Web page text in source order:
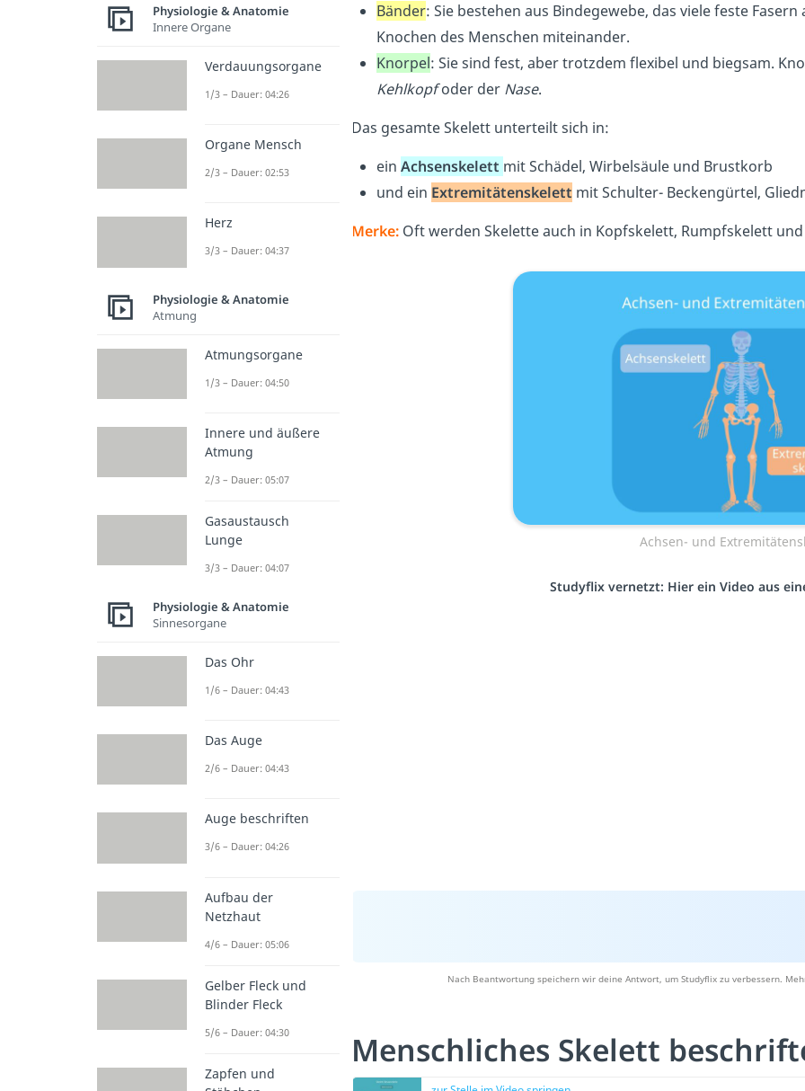
Bänder: Sie bestehen aus Bindegewebe, das viele feste
Knochen des Menschen miteinander.
Knorpel: Sie sind fest, aber trotzdem flexibel und biegsam.
Kehlkopfoder der Nase.
Das gesamte Skelett unterteilt sich in:
ein Achsenskelett mit Schädel, Wirbelsäule und Brustkorb
und ein Extremitätenskelett mit Schulter- Beckengürtel,
Merke: Oft werden Skelette auch in Kopfskelett, Rumpfskelett
Achsen- und
Studyflix vernetzt: Hier ein Video aus
Nach Beantwortung speichern wir deine Antwort, um Studyflix zu verbessern.
Menschliches Skelett
Physiologie & Anatomie
Innere Organe
Verdauungsorgane
1/3 – Dauer: 04:26
Organe Mensch
2/3 – Dauer: 02:53
Herz
3/3 – Dauer: 04:37
Physiologie & Anatomie
Atmung
Atmungsorgane
1/3 – Dauer: 04:50
Innere und äußere
Atmung
2/3 – Dauer: 05:07
Gasaustausch
Lunge
3/3 – Dauer: 04:07
Physiologie & Anatomie
Sinnesorgane
Das Ohr
1/6 – Dauer: 04:43
Das Auge
2/6 – Dauer: 04:43
Auge beschriften
3/6 – Dauer: 04:26
Aufbau der
Netzhaut
4/6 – Dauer: 05:06
Gelber Fleck und
Blinder Fleck
5/6 – Dauer: 04:30
Zapfen und